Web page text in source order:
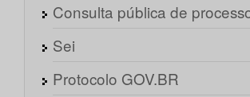
Consulta pública de
Sei
Protocolo GOV.BR